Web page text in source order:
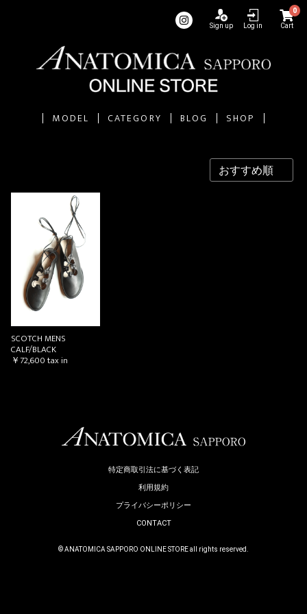
Sign up Log in
0
Cart
MODEL CATEGORY BLOG SHOP
SCOTCH MENS
CALF/BLACK
￥72,600tax in
特定商取引法に基づく表記
利用規約
プライバシーポリシー
CONTACT
© ANATOMICA SAPPORO ONLINE STORE all rights reserved.